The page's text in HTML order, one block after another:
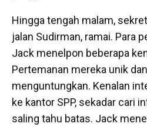
Hingga tengah malam,
jalan Sudirman, ramai. Para
Jack menelpon beberapa
Pertemanan mereka unik
menguntungkan. Kenalan
ke kantor SPP, sekadar cari
saling tahu batas. Jack